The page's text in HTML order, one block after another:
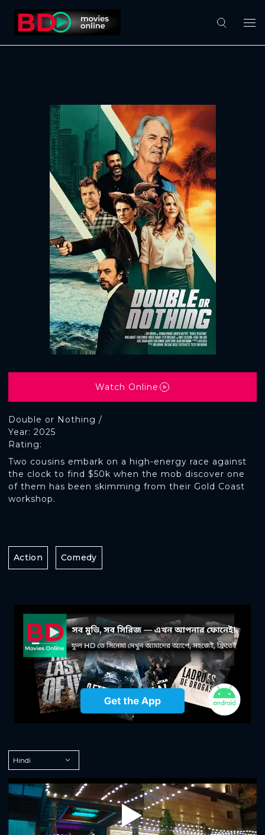
Double or Nothing /
Rating:
Year: 2025
Two cousins embark on a high-energy race against
the clock to find $50k when the mob discover one
of them has been skimming from their Gold Coast
workshop.
Watch Online
Action Comedy
Play